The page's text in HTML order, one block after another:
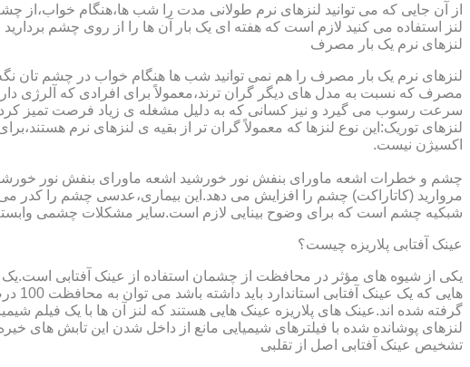
از آن جایی که می توانید لنزهای نرم طولانی مدت را شب ها،هنگام خواب،از
لنز استفاده می کنید لازم است که هفته ای یک بار آن ها را از روی چشم
لنزهای نرم یک بار مصرف
لنزهای نرم یک بار مصرف را هم نمی توانید شب ها هنگام خواب در چشم تان نگه
مصرف که نسبت به مدل های دیگر گران ترند،معمولاً برای افرادی که آلرژی
سرعت رسوب می گیرد و نیز کسانی که به دلیل مشغله ی زیاد فرصت تمیز کردن
لنزهای توریک:این نوع لنزها که معمولاً گران تر از بقیه ی لنزهای نرم
اکسیژن نیست.
مروارید (کاتاراکت) چشم را افزایش می دهد.این بیماری،عدسی چشم را کدر
شبکیه چشم است که برای وضوح بینایی لازم است.سایر مشکلات چشمی
عینک آفتابی پلاریزه چیست؟
یکی از شیوه های مؤثر در محافظت از چشمان استفاده از عینک آفتابی
گرفته شده اند.عینک های پلاریزه عینک هایی هستند که لنز آن ها با یک فیلم
لنزهای پوشانده شده با فیلترهای شیمیایی مانع از داخل شدن این تابش های
تشخیص عینک آفتابی اصل از تقلبی